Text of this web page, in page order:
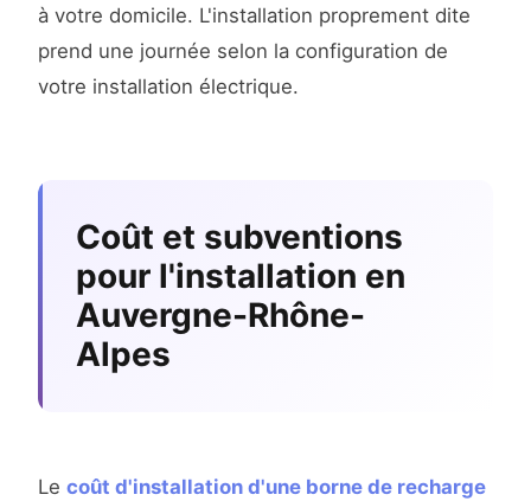
à votre domicile. L'installation proprement dite
prend une journée selon la configuration de
votre installation électrique.
Coût et subventions
pour l'installation en
Auvergne-Rhône-
Alpes
Le coût d'installation d'une borne de recharge